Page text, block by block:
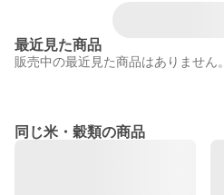
最近見た商品
販売中の最近見た商品はありません。
同じ米・穀類の商品